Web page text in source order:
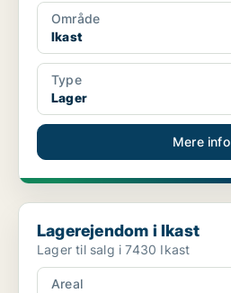
Område
Ikast
Type
Lager
Mere info
Lagerejendom i Ikast
Lagerejendom i Ikast
Lager til salg i 7430 Ikast
Areal